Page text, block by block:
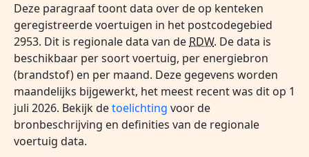
Deze paragraaf toont data over de op kenteken
geregistreerde voertuigen in het postcodegebied
2953. Dit is regionale data van de RDW. De data is
beschikbaar per soort voertuig, per energiebron
(brandstof) en per maand. Deze gegevens worden
maandelijks bijgewerkt, het meest recent was dit op 1
juli 2026. Bekijk detoelichting voor de
bronbeschrijving en definities van de regionale
voertuig data.